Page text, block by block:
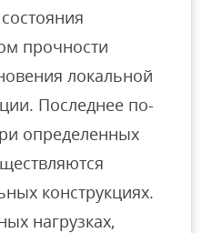
прочности
локальной
Последнее по-
определенных
конструкциях.
нагрузках,